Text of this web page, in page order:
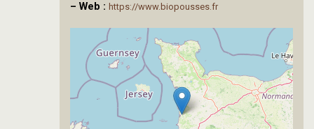
– Web : https://www.biopousses.fr